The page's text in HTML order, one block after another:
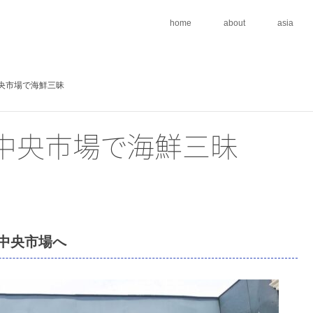
home about asia
市場で海鮮三昧
央市場で海鮮三昧
央市場へ